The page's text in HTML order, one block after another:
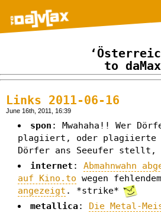
to daMax
Links 2011-06-16
June 16th, 2011, 16:39
spon : Mwahaha!! Wer
plagiiert, oder plagiierte
Dörfer ans Seeufer stellt,
internet : Abmahnwahn
auf Kino.to wegen
angezeigt . *strike*
metallica: Die Metal-